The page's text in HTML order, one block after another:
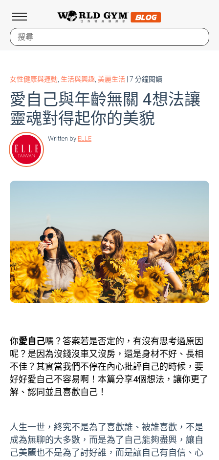
女性健康與運動 生活與興趣 美麗生活 | 7 分鐘閱讀
愛自己與年齡無關 4想法讓
靈魂對得起你的美貌
Written by ELLE
你愛自己嗎？答案若是否定的，有沒有思考過原因
呢？是因為沒錢沒車又沒房，還是身材不好、長相
不佳？其實當我們不停在內心批評自己的時候，要
好好愛自己不容易啊！本篇分享4個想法，讓你更了
解、認同並且喜歡自己！
人生一世，終究不是為了喜歡誰、被誰喜歡，不是
成為無聊的大多數，而是為了自己能夠盡興，讓自
己美麗也不是為了討好誰，而是讓自己有自信、心